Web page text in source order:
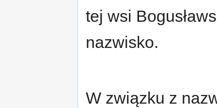
tej wsi
nazwisko.
W związku z